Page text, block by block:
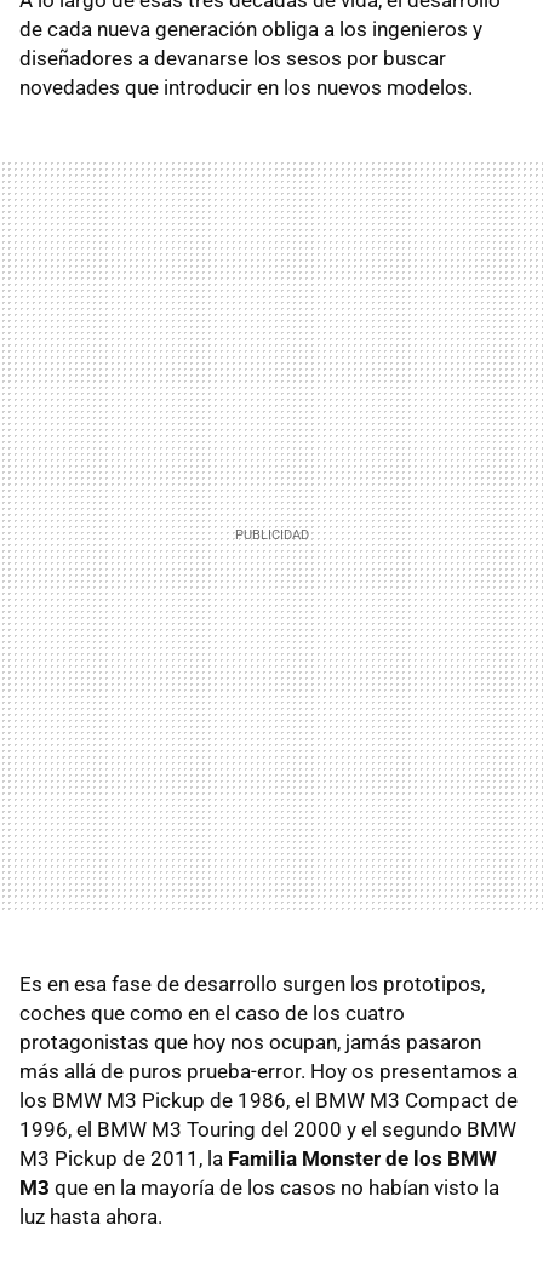
de cada nueva generación obliga a los ingenieros y
diseñadores a devanarse los sesos por buscar
novedades que introducir en los nuevos modelos.
Es en esa fase de desarrollo surgen los prototipos,
coches que como en el caso de los cuatro
protagonistas que hoy nos ocupan, jamás pasaron
más allá de puros prueba-error. Hoy os presentamos a
los BMW M3 Pickup de 1986, el BMW M3 Compact de
1996, el BMW M3 Touring del 2000 y el segundo BMW
M3 Pickup de 2011, la Familia Monster de los BMW
M3 que en la mayoría de los casos no habían visto la
luz hasta ahora.